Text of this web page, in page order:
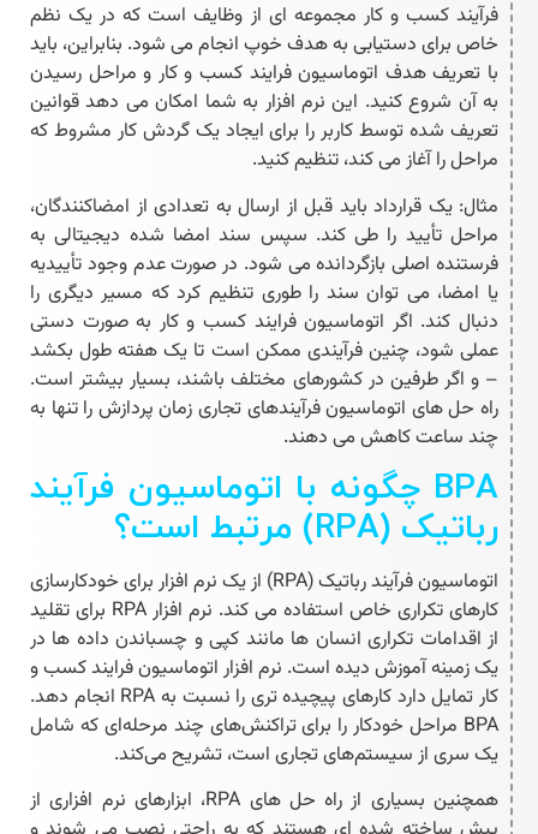
فرآیند کسب و کار مجموعه ای از وظایف است که در یک نظم
خاص برای دستیابی به هدف خوپ انجام می شود. بنابراین، باید
با تعریف هدف اتوماسیون فرایند کسب و کار و مراحل رسیدن
به آن شروع کنید. این نرم افزار به شما امکان می دهد قوانین
تعریف شده توسط کاربر را برای ایجاد یک گردش کار مشروط که
مراحل را آغاز می کند، تنظیم کنید.
مثال: یک قرارداد باید قبل از ارسال به تعدادی از امضاکنندگان،
مراحل تأیید را طی کند. سپس سند امضا شده دیجیتالی به
فرستنده اصلی بازگردانده می شود. در صورت عدم وجود تأییدیه
یا امضا، می توان سند را طوری تنظیم کرد که مسیر دیگری را
دنبال کند. اگر اتوماسیون فرایند کسب و کار به صورت دستی
عملی شود، چنین فرآیندی ممکن است تا یک هفته طول بکشد
– و اگر طرفین در کشورهای مختلف باشند، بسیار بیشتر است.
راه حل های اتوماسیون فرآیندهای تجاری زمان پردازش را تنها به
چند ساعت کاهش می دهند.
BPA چگونه با اتوماسیون فرآیند
رباتیک (RPA) مرتبط است؟
اتوماسیون فرآیند رباتیک (RPA) از یک نرم افزار برای خودکارسازی
کارهای تکراری خاص استفاده می کند. نرم افزار RPA برای تقلید
از اقدامات تکراری انسان ها مانند کپی و چسباندن داده ها در
یک زمینه آموزش دیده است. نرم افزار اتوماسیون فرایند کسب و
کار
تمایل دارد کارهای پیچیده تری را نسبت به RPA انجام دهد.
BPA مراحل خودکار را برای تراکنش‌های چند مرحله‌ای که شامل
یک سری از سیستم‌های تجاری است، تشریح می‌کند.
همچنین بسیاری از راه حل های RPA، ابزارهای نرم افزاری از